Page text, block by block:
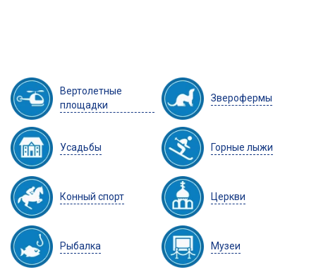
Вертолетные
площадки
Усадьбы
Конный спорт
Рыбалка
Зверофермы
Горные лыжи
Церкви
Музеи